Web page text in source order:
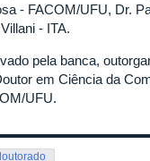
- FACOM/UFU, Dr.
- ITA.
pela banca,
em Ciência da
UFU.